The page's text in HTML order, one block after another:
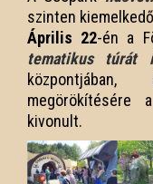
szinten
Április 22-én a
tematikus túrát
megörökítésére
kivonult.